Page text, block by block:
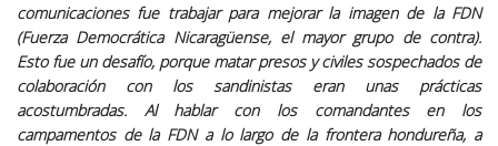
comunicaciones fue trabajar para mejorar la imagen de la FDN
(Fuerza Democrática Nicaragüense, el mayor grupo de contra).
Esto fue un desafío, porque matar presos y civiles sospechados de
colaboración con los sandinistas eran unas prácticas
acostumbradas. Al hablar con los comandantes en los
campamentos de la FDN a lo largo de la frontera hondureña, a